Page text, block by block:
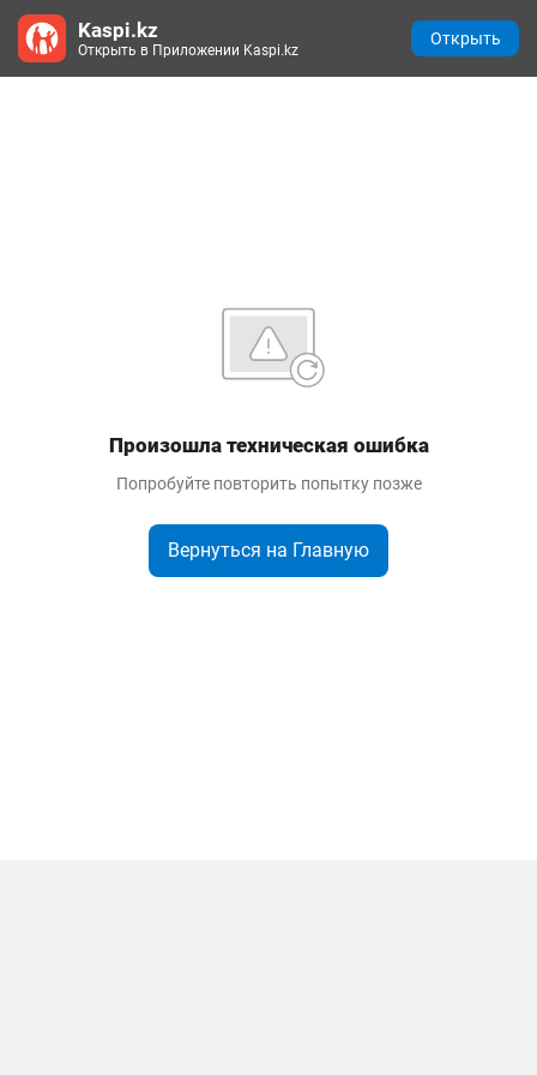
Произошла техническая ошибка
Попробуйте повторить попытку позже
Вернуться на Главную
Kaspi.kz
Открыть в Приложении Kaspi.kz
Открыть